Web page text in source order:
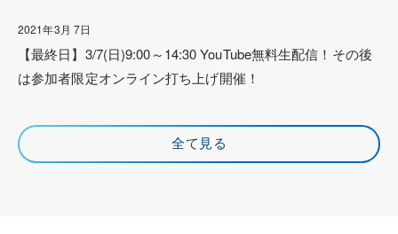
2021年3月 7日
【最終日】3/7(日)9:00～14:30 YouTube無料生配信！その後
は参加者限定オンライン打ち上げ開催！
全て見る